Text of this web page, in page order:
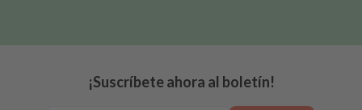
¡Suscríbete ahora al boletín!